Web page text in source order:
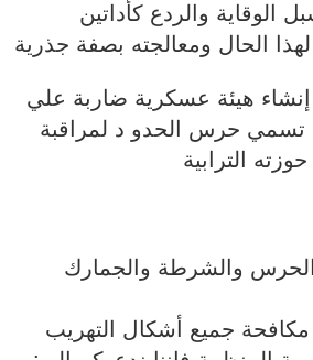
الوقاية والردع كأداتين
الحال ومعالجته بصفة جذرية
هيئة عسكرية ضاربة علي
تسمي حرس الحدو د لمراقبة
الترابية
والشرطة والجمارك
جميع أشكال التهريب